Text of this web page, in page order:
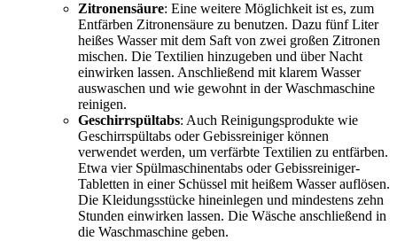
Zitronensäure: Eine weitere Möglichkeit ist es, zum
Entfärben Zitronensäure zu benutzen. Dazu fünf Liter
heißes Wasser mit dem Saft von zwei großen Zitronen
mischen. Die Textilien hinzugeben und über Nacht
einwirken lassen. Anschließend mit klarem Wasser
auswaschen und wie gewohnt in der Waschmaschine
reinigen.
Geschirrspültabs: Auch Reinigungsprodukte wie
Geschirrspültabs oder Gebissreiniger können
verwendet werden, um verfärbte Textilien zu entfärben.
Etwa vier Spülmaschinentabs oder Gebissreiniger-
Tabletten in einer Schüssel mit heißem Wasser auflösen.
Die Kleidungsstücke hineinlegen und mindestens zehn
Stunden einwirken lassen. Die Wäsche anschließend in
die Waschmaschine geben.